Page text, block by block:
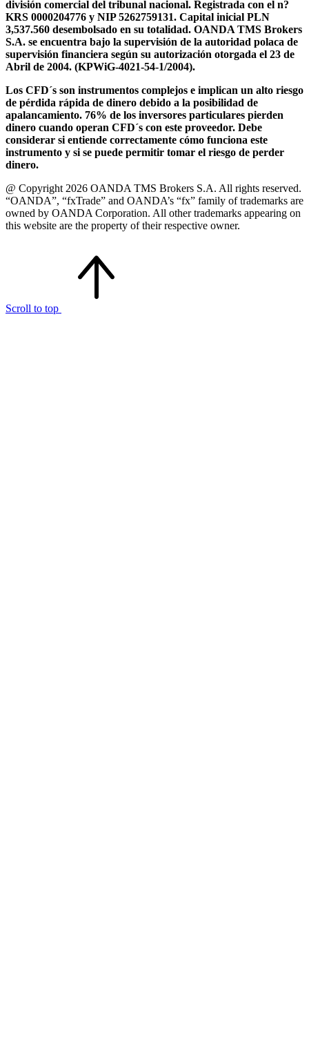
división comercial del tribunal nacional. Registrada con el n?
KRS 0000204776 y NIP 5262759131. Capital inicial PLN
3,537.560 desembolsado en su totalidad. OANDA TMS Brokers
S.A. se encuentra bajo la supervisión de la autoridad polaca de
supervisión financiera según su autorización otorgada el 23 de
Abril de 2004. (KPWiG-4021-54-1/2004).
Los CFD´s son instrumentos complejos e implican un alto riesgo
de pérdida rápida de dinero debido a la posibilidad de
apalancamiento. 76% de los inversores particulares pierden
dinero cuando operan CFD´s con este proveedor. Debe
considerar si entiende correctamente cómo funciona este
instrumento y si se puede permitir tomar el riesgo de perder
dinero.
@ Copyright 2026 OANDA TMS Brokers S.A. All rights reserved.
“OANDA”, “fxTrade” and OANDA’s “fx” family of trademarks are
owned by OANDA Corporation. All other trademarks appearing on
this website are the property of their respective owner.
Scroll to top